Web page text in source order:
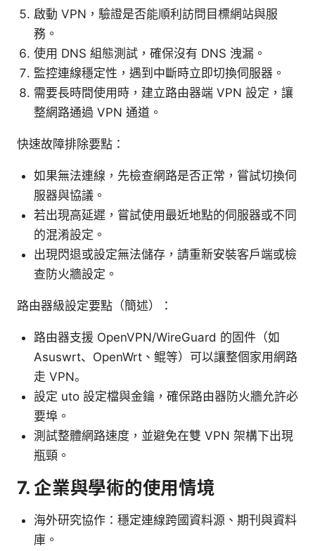
啟動 VPN，驗證是否能順利訪問目標網站與服
務。
使用 DNS 組態測試，確保沒有 DNS 洩漏。
監控連線穩定性，遇到中斷時立即切換伺服器。
需要長時間使用時，建立路由器端 VPN 設定，讓
整網路通過 VPN 通道。
快速故障排除要點：
如果無法連線，先檢查網路是否正常，嘗試切換伺
服器與協議。
若出現高延遲，嘗試使用最近地點的伺服器或不同
的混淆設定。
出現閃退或設定無法儲存，請重新安裝客戶端或檢
查防火牆設定。
路由器級設定要點（簡述）：
路由器支援 OpenVPN/WireGuard 的固件（如
Asuswrt、OpenWrt、鲲等）可以讓整個家用網路
走 VPN。
設定 uto 設定檔與金鑰，確保路由器防火牆允許必
要埠。
測試整體網路速度，並避免在雙 VPN 架構下出現
瓶頸。
7. 企業與學術的使用情境
海外研究協作：穩定連線跨國資料源、期刊與資料
庫。